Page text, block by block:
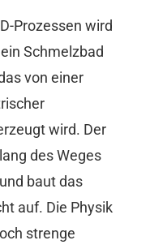
Prozessen wird
Schmelzbad
von einer
wird. Der
des Weges
baut das
auf. Die Physik
strenge